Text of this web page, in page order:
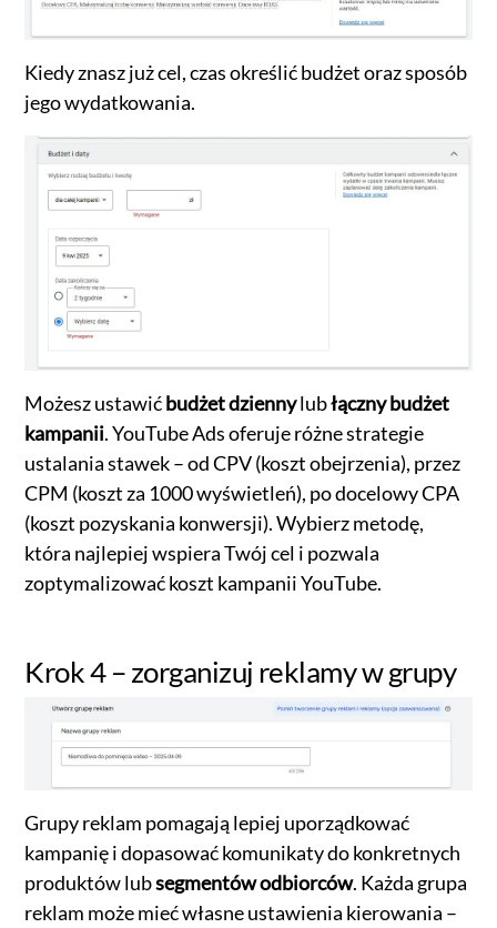
Kiedy znasz już cel, czas określić budżet oraz sposób
jego wydatkowania.
Możesz ustawićbudżet dziennylubłączny budżet
kampanii. YouTube Ads oferuje różne strategie
ustalania stawek – od CPV (koszt obejrzenia), przez
CPM (koszt za 1000 wyświetleń), po docelowy CPA
(koszt pozyskania konwersji). Wybierz metodę,
która najlepiej wspiera Twój cel i pozwala
zoptymalizować koszt kampanii YouTube.
Krok 4 – zorganizuj reklamy w grupy
Grupy reklam pomagają lepiej uporządkować
kampanię i dopasować komunikaty do konkretnych
produktów lubsegmentów odbiorców. Każda grupa
reklam może mieć własne ustawienia kierowania –